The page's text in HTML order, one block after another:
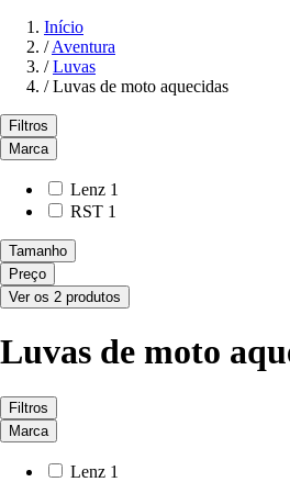
Início
/ Aventura
/ Luvas
/ Luvas de moto aquecidas
Filtros
Marca
Lenz 1
RST 1
Tamanho
Preço
Ver os 2 produtos
Luvas de moto
Filtros
Marca
Lenz 1